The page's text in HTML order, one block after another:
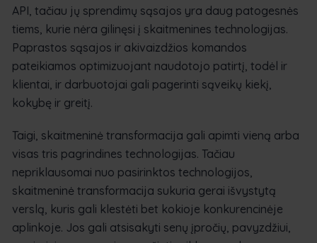
API, tačiau jų sprendimų sąsajos yra daug patogesnės
tiems, kurie nėra gilinęsi į skaitmenines technologijas.
Paprastos sąsajos ir akivaizdžios komandos
pateikiamos optimizuojant naudotojo patirtį, todėl ir
klientai, ir darbuotojai gali pagerinti sąveikų kiekį,
kokybę ir greitį.
Taigi, skaitmeninė transformacija gali apimti vieną arba
visas tris pagrindines technologijas. Tačiau
nepriklausomai nuo pasirinktos technologijos,
skaitmeninė transformacija sukuria gerai išvystytą
verslą, kuris gali klestėti bet kokioje konkurencinėje
aplinkoje. Jos gali atsisakyti senų įpročių, pavyzdžiui,